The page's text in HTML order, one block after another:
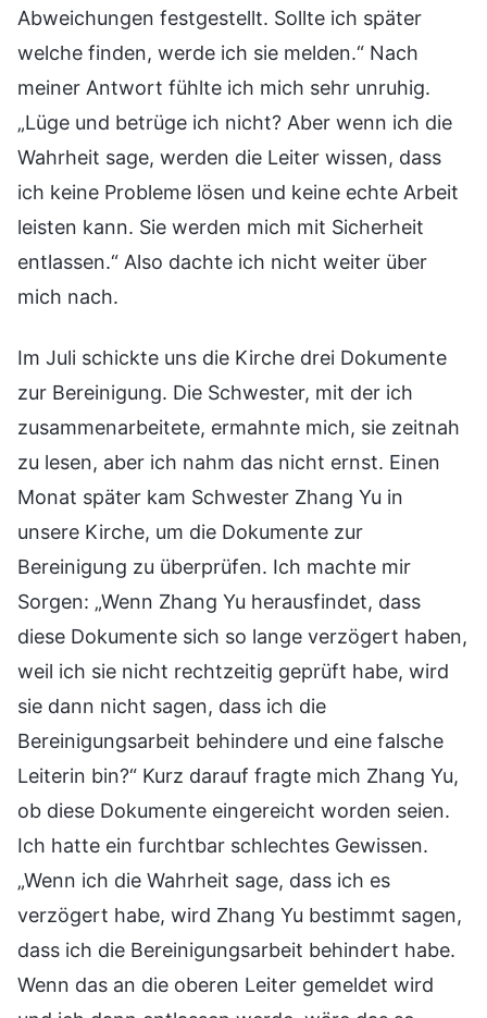
Abweichungen festgestellt. Sollte ich später
welche finden, werde ich sie melden.“ Nach
meiner Antwort fühlte ich mich sehr unruhig.
„Lüge und betrüge ich nicht? Aber wenn ich die
Wahrheit sage, werden die Leiter wissen, dass
ich keine Probleme lösen und keine echte Arbeit
leisten kann. Sie werden mich mit Sicherheit
entlassen.“ Also dachte ich nicht weiter über
mich nach.
Im Juli schickte uns die Kirche drei Dokumente
zur Bereinigung. Die Schwester, mit der ich
zusammenarbeitete, ermahnte mich, sie zeitnah
zu lesen, aber ich nahm das nicht ernst. Einen
Monat später kam Schwester Zhang Yu in
unsere Kirche, um die Dokumente zur
Bereinigung zu überprüfen. Ich machte mir
Sorgen: „Wenn Zhang Yu herausfindet, dass
diese Dokumente sich so lange verzögert haben,
weil ich sie nicht rechtzeitig geprüft habe, wird
sie dann nicht sagen, dass ich die
Bereinigungsarbeit behindere und eine falsche
Leiterin bin?“ Kurz darauf fragte mich Zhang Yu,
ob diese Dokumente eingereicht worden seien.
Ich hatte ein furchtbar schlechtes Gewissen.
„Wenn ich die Wahrheit sage, dass ich es
verzögert habe, wird Zhang Yu bestimmt sagen,
dass ich die Bereinigungsarbeit behindert habe.
Wenn das an die oberen Leiter gemeldet wird